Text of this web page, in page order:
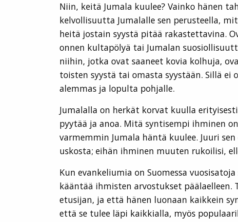
Niin, keitä Jumala kuulee? Vainko hänen
kelvollisuutta Jumalalle sen perusteella,
heitä jostain syystä pitää rakastettavina.
onnen kultapölyä tai Jumalan
niihin, jotka ovat saaneet kovia kolhuja,
toisten syystä tai omasta syystään. Sillä
alemmas ja lopulta pohjalle.
Jumalalla on herkät korvat kuulla
pyytää ja anoa. Mitä syntisempi ihminen
varmemmin Jumala häntä kuulee. Juuri
uskosta; eihän ihminen muuten rukoilisi,
Kun evankeliumia on Suomessa
kääntää ihmisten arvostukset
etusijan, ja että hänen luonaan kaikkein
että se tulee läpi kaikkialla, myös